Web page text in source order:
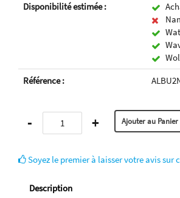
Disponibilité estimée :
Référence :
- +
Soyez le premier à laisser votre avis sur
Description